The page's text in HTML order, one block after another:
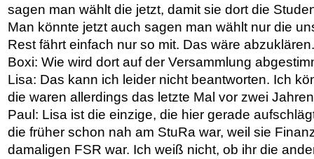
sagen man wählt die jetzt, damit sie dort die
Man könnte jetzt auch sagen man wählt nur die
Rest fährt einfach nur so mit. Das wäre abzuklären.
Boxi: Wie wird dort auf der Versammlung
Lisa: Das kann ich leider nicht beantworten. Ich
die waren allerdings das letzte Mal vor zwei
Paul: Lisa ist die einzige, die hier gerade
die früher schon nah am StuRa war, weil sie
damaligen FSR war. Ich weiß nicht, ob ihr die